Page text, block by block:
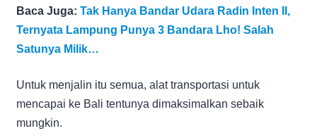
Baca Juga: Tak Hanya Bandar Udara Radin Inten II,
Ternyata Lampung Punya 3 Bandara Lho! Salah
Satunya Milik…
Untuk menjalin itu semua, alat transportasi untuk
mencapai ke Bali tentunya dimaksimalkan sebaik
mungkin.